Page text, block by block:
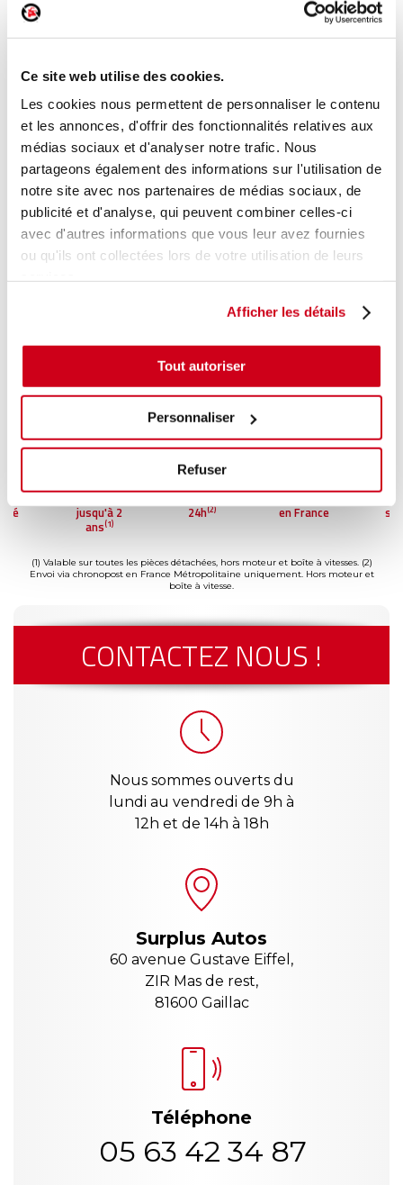
Ce site web utilise des cookies.
Les cookies nous permettent de personnaliser le contenu
et les annonces, d'offrir des fonctionnalités relatives aux
médias sociaux et d'analyser notre trafic. Nous
partageons également des informations sur l'utilisation de
notre site avec nos partenaires de médias sociaux, de
publicité et d'analyse, qui peuvent combiner celles-ci
avec d'autres informations que vous leur avez fournies
ou qu'ils ont collectées lors de votre utilisation de leurs
Afficher les détails
Tout autoriser
Personnaliser
Refuser
Rampe d'injection
Réf. constructeur :198552
Modèle de provenance
Caractéristiques techniques
En stock 67,00 € TTC
AJOUTER AU PANIER
Garantie
jusqu'à 2
ans(1)
Livraison dès
24h(2)
Reconditionné
en France
(1) Valable sur toutes les pièces détachées, hors moteur et boîte à vitesses. (2)
Envoi via chronopost en France Métropolitaine uniquement. Hors moteur et
boîte à vitesse.
CONTACTEZ NOUS !
Nous sommes ouverts du
lundi au vendredi de 9h à
12h et de 14h à 18h
Surplus Autos
60 avenue Gustave Eiffel,
ZIR Mas de rest,
81600 Gaillac
Téléphone
05 63 42 34 87